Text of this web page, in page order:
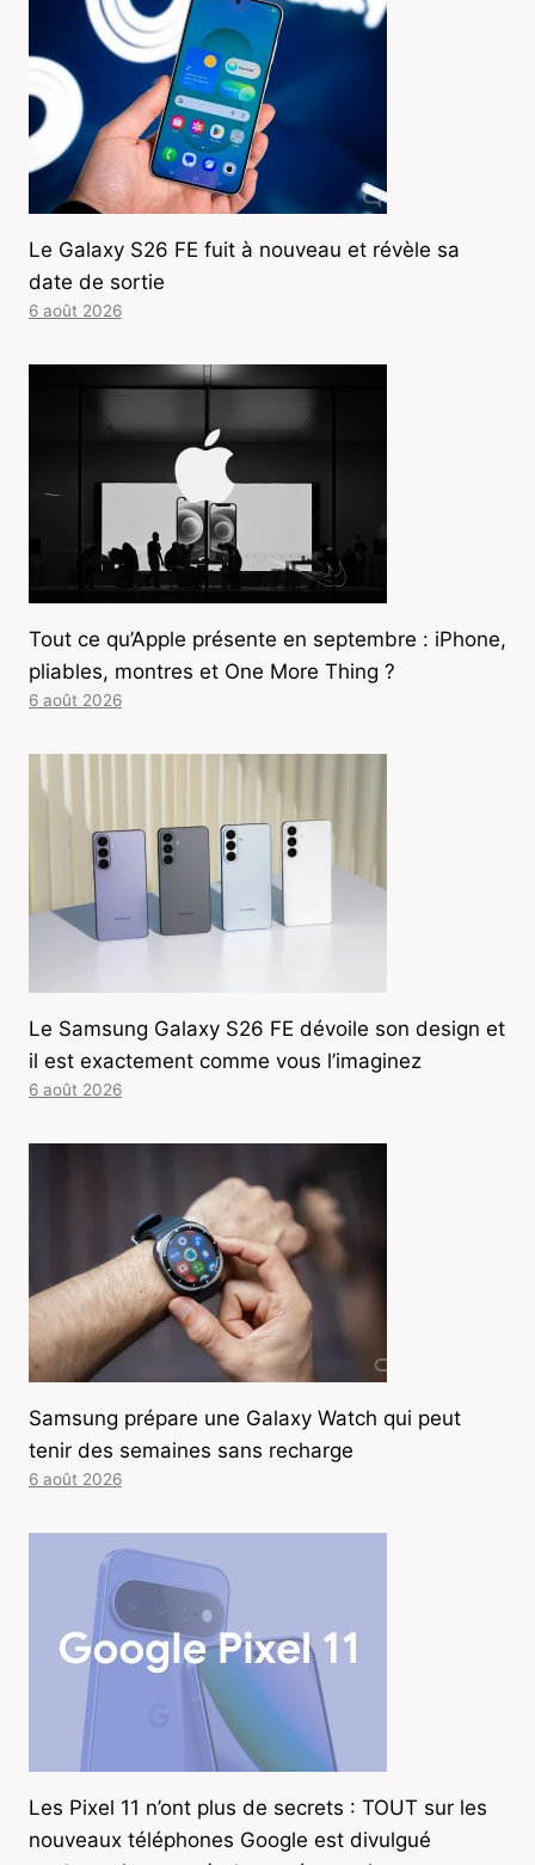
Le Galaxy S26 FE fuit à nouveau et révèle sa
date de sortie
6 août 2026
Tout ce qu’Apple présente en septembre : iPhone,
pliables, montres et One More Thing ?
6 août 2026
Le Samsung Galaxy S26 FE dévoile son design et
il est exactement comme vous l’imaginez
6 août 2026
Samsung prépare une Galaxy Watch qui peut
tenir des semaines sans recharge
6 août 2026
Les Pixel 11 n’ont plus de secrets : TOUT sur les
nouveaux téléphones Google est divulgué